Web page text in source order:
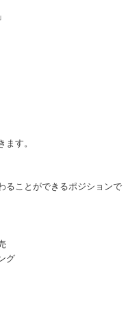
す。
ることができるポジションで
グ